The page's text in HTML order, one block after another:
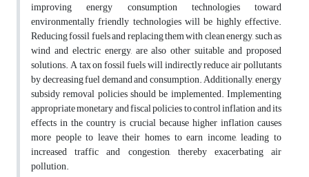
improving energy consumption technologies toward
environmentally friendly technologies will be highly effective.
Reducing fossil fuels and replacing them with clean energy, such as
wind and electric energy, are also other suitable and proposed
solutions. A tax on fossil fuels will indirectly reduce air pollutants
by decreasing fuel demand and consumption. Additionally, energy
subsidy removal policies should be implemented. Implementing
appropriate monetary and fiscal policies to control inflation and its
effects in the country is crucial because higher inflation causes
more people to leave their homes to earn income, leading to
increased traffic and congestion, thereby exacerbating air
pollution.